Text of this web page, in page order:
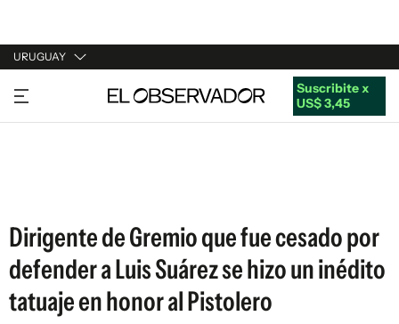
URUGUAY
URUGUAY
ARGENTINA
Suscribite x
US$ 3,45
Dirigente de Gremio que fue cesado por
defender a Luis Suárez se hizo un inédito
tatuaje en honor al Pistolero